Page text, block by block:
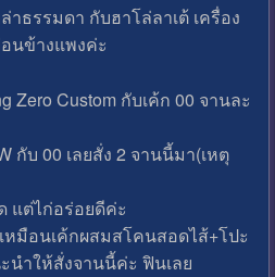
าธรรมดา กับฮาโล่ลาเต้ เครื่อง
นข้างแพงค่ะ
Zero Custom กับเค้ก 00 จานละ
กับ 00 เลยสั่ง 2 จานนี้มา(เหตุ
แต่ไก่อร่อยดีค่ะ
หมือนเค้กผสมสโคนสอดไส้+โปะ
ำให้สั่งจานนี้ค่ะ ฟินเลย